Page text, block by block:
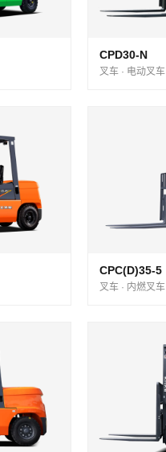
CPD30-N
叉车 · 电动叉车
CPC(D)35-5
叉车 · 内燃叉车